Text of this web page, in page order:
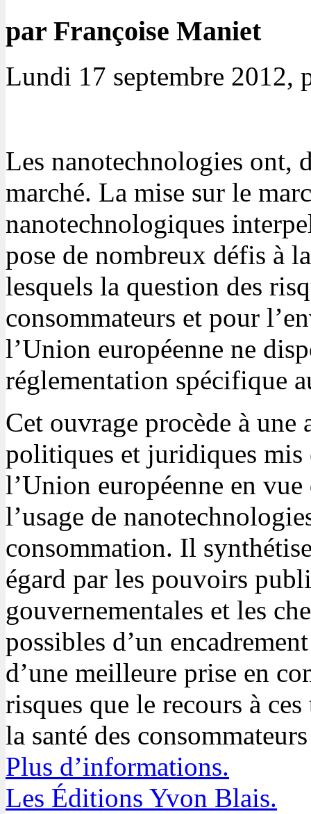
par Françoise Maniet
Lundi 17 septembre 2012,
Les nanotechnologies ont,
marché. La mise sur le
nanotechnologiques
pose de nombreux défis à
lesquels la question des
consommateurs et pour
l’Union européenne ne
réglementation spécifique
Cet ouvrage procède à une
politiques et juridiques mis
l’Union européenne en
l’usage de
consommation. Il
égard par les pouvoirs
gouvernementales et les
possibles d’un
d’une meilleure prise en
risques que le recours à
la santé des
Plus d’informations.
Les Éditions Yvon Blais.